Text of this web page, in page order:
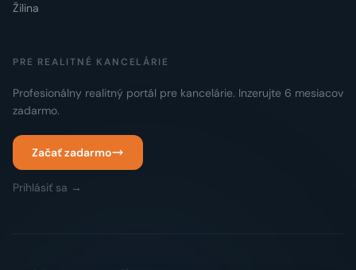
Žilina
PRE REALITNÉ KANCELÁRIE
Profesionálny realitný portál pre kancelárie. Inzerujte 6 mesiacov
zadarmo.
Začať zadarmo
Prihlásiť sa →